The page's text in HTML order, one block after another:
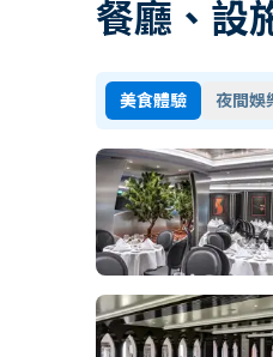
餐廳、設
美食體驗 夜間娛